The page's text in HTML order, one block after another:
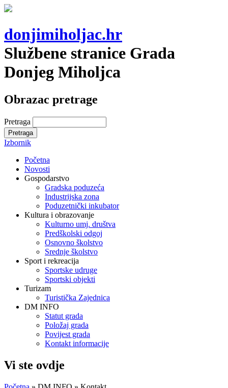
donjimiholjac.hr
Službene stranice Grada
Donjeg Miholjca
Obrazac pretrage
Pretraga
Izbornik
Početna
Novosti
Gospodarstvo
Gradska poduzeća
Industrijska zona
Poduzetnički inkubator
Kultura i obrazovanje
Kulturno umj. društva
Predškolski odgoj
Osnovno školstvo
Srednje školstvo
Sport i rekreacija
Sportske udruge
Sportski objekti
Turizam
Turistička Zajednica
DM INFO
Statut grada
Položaj grada
Povijest grada
Kontakt informacije
Vi ste ovdje